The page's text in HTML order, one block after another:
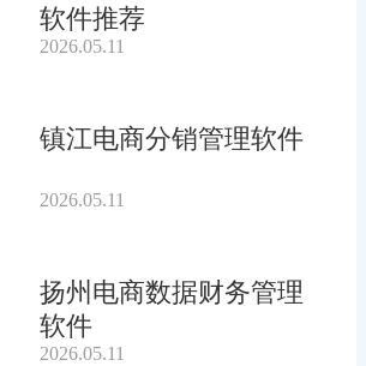
软件推荐
2026.05.11
镇江电商分销管理软件
2026.05.11
扬州电商数据财务管理
软件
2026.05.11